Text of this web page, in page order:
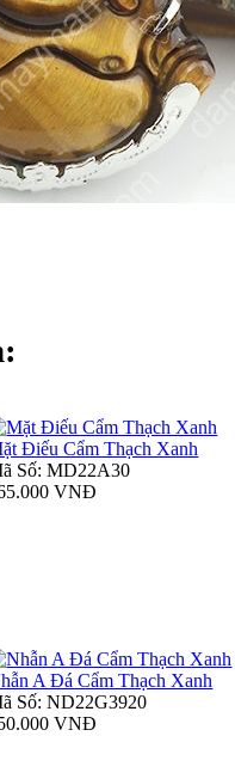
Điếu Cẩm Thạch Xanh
Số: MD22A30
VNĐ
A Đá Cẩm Thạch Xanh
Số: ND22G3920
VNĐ